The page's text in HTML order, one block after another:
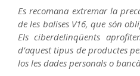
Es recomana extremar la
de les balises V16, que són
Els ciberdelinqüents
d’aquest tipus de productes
los les dades personals o